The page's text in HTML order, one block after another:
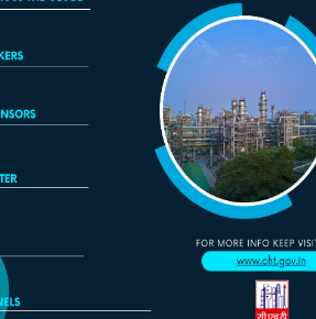
की वार्षिक रिपोर्ट
बुलेटिन
गैस मंत्रालय की वार्षिक रिपोर्ट
यात्रा
- 2025